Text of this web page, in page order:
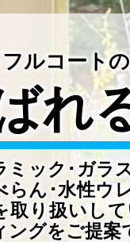
ルコート
れ
ミック･ガラ
らん･水性ウ
取り扱いし
ングをご提案